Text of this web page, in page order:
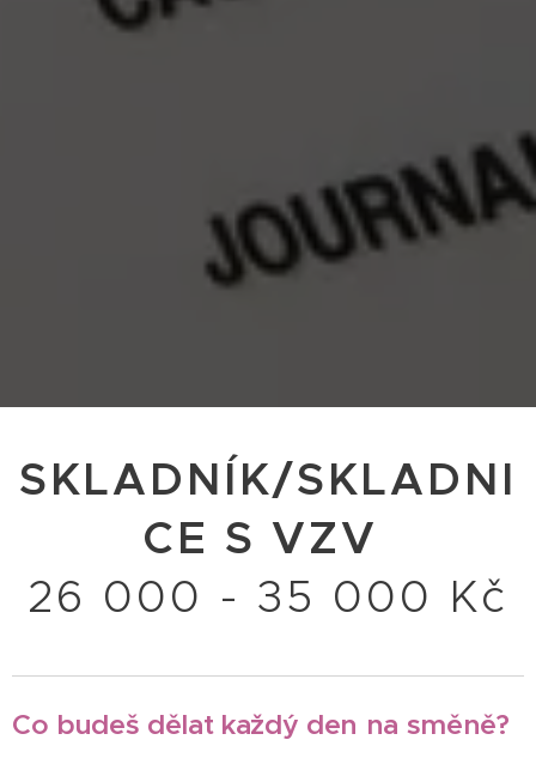
SKLADNÍK/SKLADNI
CE S VZV
26 000 - 35 000 Kč
Co budeš dělat každý den na směně?